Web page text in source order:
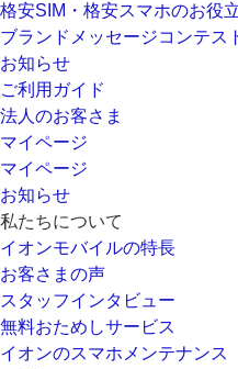
格安SIM・格安スマホのお役
ブランドメッセージコンテス
お知らせ
ご利用ガイド
法人のお客さま
マイページ
マイページ
お知らせ
私たちについて
イオンモバイルの特長
お客さまの声
スタッフインタビュー
無料おためしサービス
イオンのスマホメンテナンス